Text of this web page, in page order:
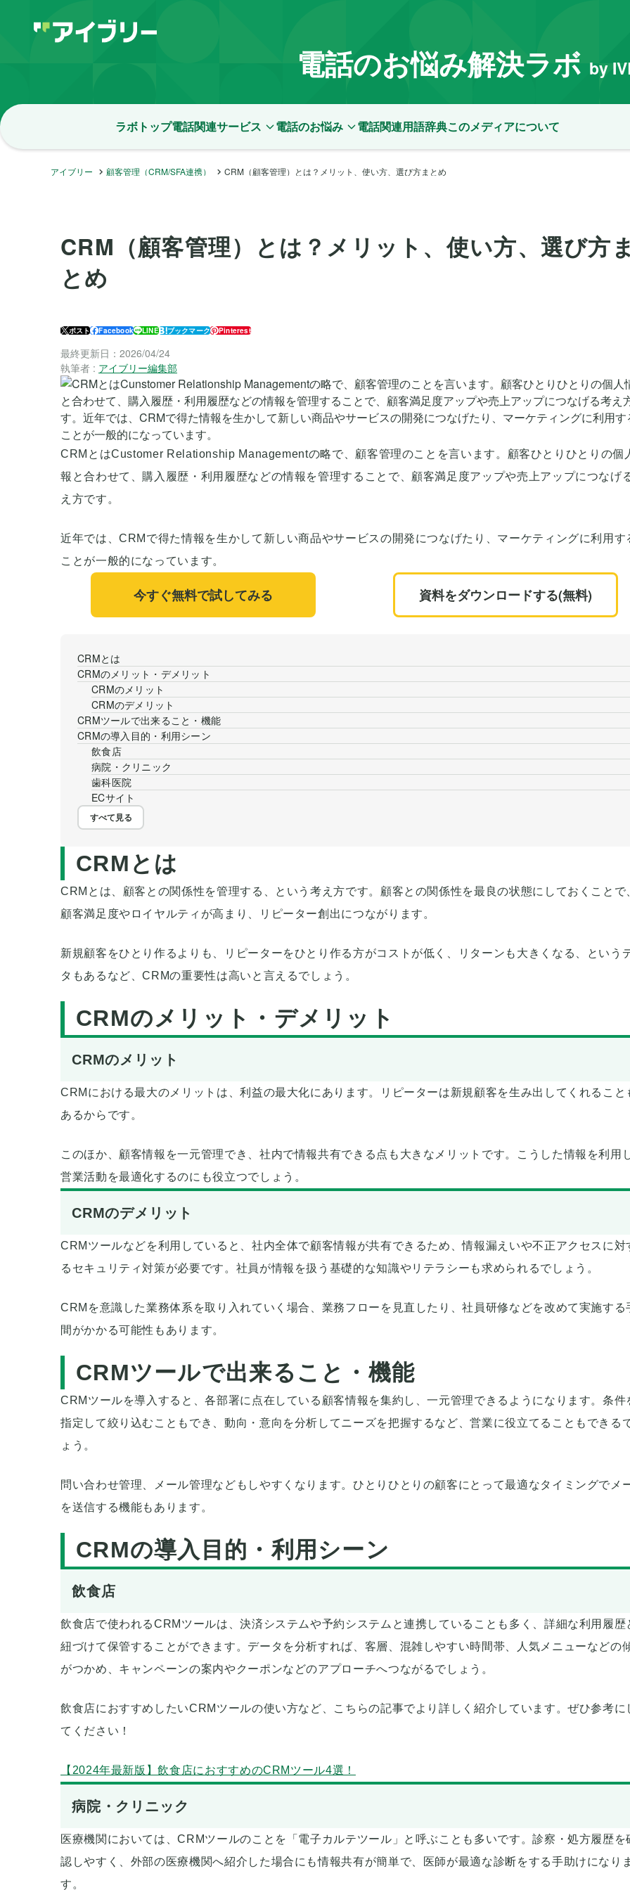
電話のお悩み解決ラボ by
ラボトップ電話関連サービス 電話のお悩み 電話関連用語辞典このメディアについて
アイブリー 顧客管理（CRM/SFA連携） CRM（顧客管理）とは？メリット、使い方、選び方まとめ
CRM（顧客管理）とは？メリット、使い方、選び方ま
とめ
ポスト Facebook LINE ブックマーク Pinterest
最終更新日：2026/04/24
執筆者 : アイブリー編集部
CRMとはCustomer Relationship Managementの略で、顧客管理のことを言います。顧客ひとりひとりの個
報と合わせて、購入履歴・利用履歴などの情報を管理することで、顧客満足度アップや売上アップにつなげ
え方です。
近年では、CRMで得た情報を生かして新しい商品やサービスの開発につなげたり、マーケティングに利用す
ことが一般的になっています。
今すぐ無料で試してみる 資料をダウンロードする(無料)
CRMとは
CRMのメリット・デメリット
CRMのメリット
CRMのデメリット
CRMツールで出来ること・機能
CRMの導入目的・利用シーン
飲食店
病院・クリニック
歯科医院
ECサイト
すべて見る
CRMとは
CRMとは、顧客との関係性を管理する、という考え方です。顧客との関係性を最良の状態にしておくことで
顧客満足度やロイヤルティが高まり、リピーター創出につながります。
新規顧客をひとり作るよりも、リピーターをひとり作る方がコストが低く、リターンも大きくなる、という
タもあるなど、CRMの重要性は高いと言えるでしょう。
CRMのメリット・デメリット
CRMのメリット
CRMにおける最大のメリットは、利益の最大化にあります。リピーターは新規顧客を生み出してくれること
あるからです。
このほか、顧客情報を一元管理でき、社内で情報共有できる点も大きなメリットです。こうした情報を利用し
営業活動を最適化するのにも役立つでしょう。
CRMのデメリット
CRMツールなどを利用していると、社内全体で顧客情報が共有できるため、情報漏えいや不正アクセスに対
るセキュリティ対策が必要です。社員が情報を扱う基礎的な知識やリテラシーも求められるでしょう。
CRMを意識した業務体系を取り入れていく場合、業務フローを見直したり、社員研修などを改めて実施する
間がかかる可能性もあります。
CRMツールで出来ること・機能
CRMツールを導入すると、各部署に点在している顧客情報を集約し、一元管理できるようになります。条件
指定して絞り込むこともでき、動向・意向を分析してニーズを把握するなど、営業に役立てることもできる
ょう。
問い合わせ管理、メール管理などもしやすくなります。ひとりひとりの顧客にとって最適なタイミングでメ
を送信する機能もあります。
CRMの導入目的・利用シーン
飲食店
飲食店で使われるCRMツールは、決済システムや予約システムと連携していることも多く、詳細な利用履歴
紐づけて保管することができます。データを分析すれば、客層、混雑しやすい時間帯、人気メニューなどの
がつかめ、キャンペーンの案内やクーポンなどのアプローチへつながるでしょう。
飲食店におすすめしたいCRMツールの使い方など、こちらの記事でより詳しく紹介しています。ぜひ参考に
てください！
【2024年最新版】飲食店におすすめのCRMツール4選！
病院・クリニック
医療機関においては、CRMツールのことを「電子カルテツール」と呼ぶことも多いです。診察・処方履歴を
認しやすく、外部の医療機関へ紹介した場合にも情報共有が簡単で、医師が最適な診断をする手助けになりま
す。